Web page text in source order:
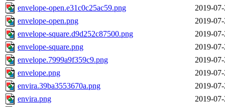
envelope-open.e31c0c25ac59.png
2019-
envelope-open.png
2019-
envelope-square.d9d252c87500.png
2019-
envelope-square.png
2019-
envelope.7999a9f359c9.png
2019-
envelope.png
2019-
envira.39ba3553670a.png
2019-
envira.png
2019-